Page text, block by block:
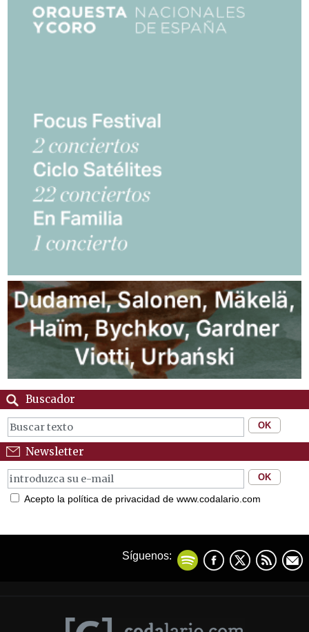
Buscador
Newsletter
Acepto la política de privacidad de www.codalario.com
Síguenos: